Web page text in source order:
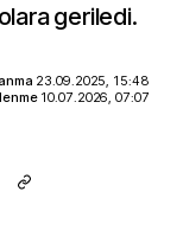
geriledi.
23.09.2025, 15:48
10.07.2026, 07:07